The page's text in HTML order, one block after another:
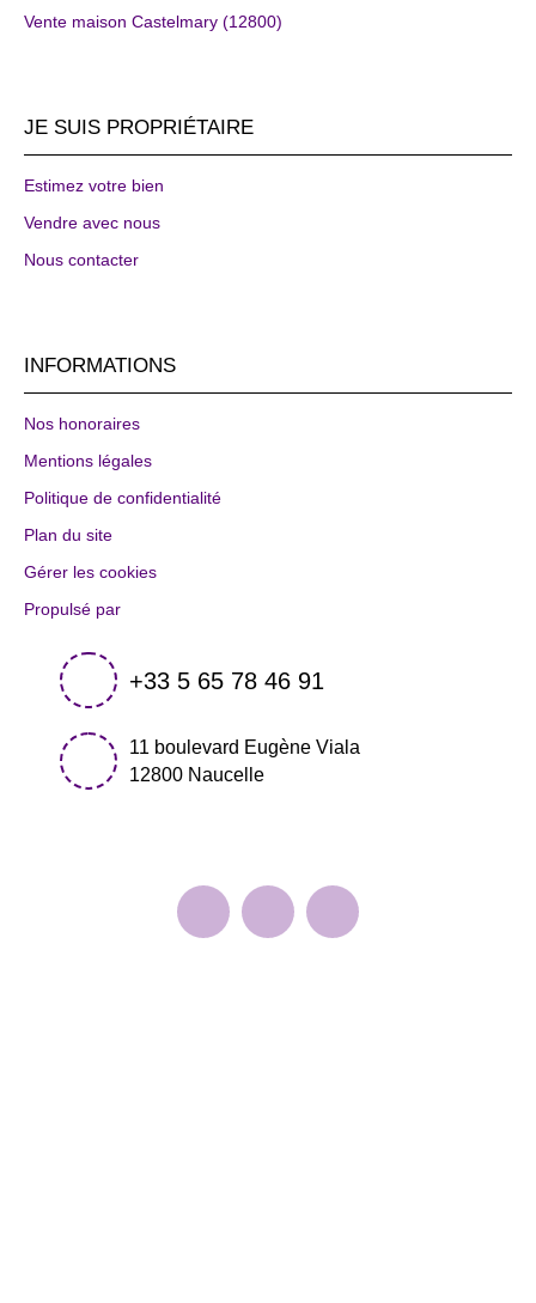
Vente maison Castelmary (12800)
JE SUIS PROPRIÉTAIRE
Estimez votre bien
Vendre avec nous
Nous contacter
INFORMATIONS
Nos honoraires
Mentions légales
Politique de confidentialité
Plan du site
Gérer les cookies
Propulsé par
+33 5 65 78 46 91
11 boulevard Eugène Viala
12800 Naucelle